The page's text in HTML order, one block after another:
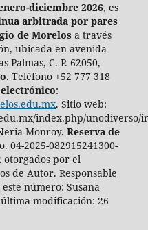
diciembre 2026, es
arbitrada por pares
de Morelosa través
ubicada en avenida
Palmas, C. P. 62050,
. Teléfono +52 777 318
:
. Sitio web:
index.php/unodiverso/
Monroy. Reserva de
04-2025-082915241300-
otorgados por el
de Autor. Responsable
número: Susana
modificación: 26